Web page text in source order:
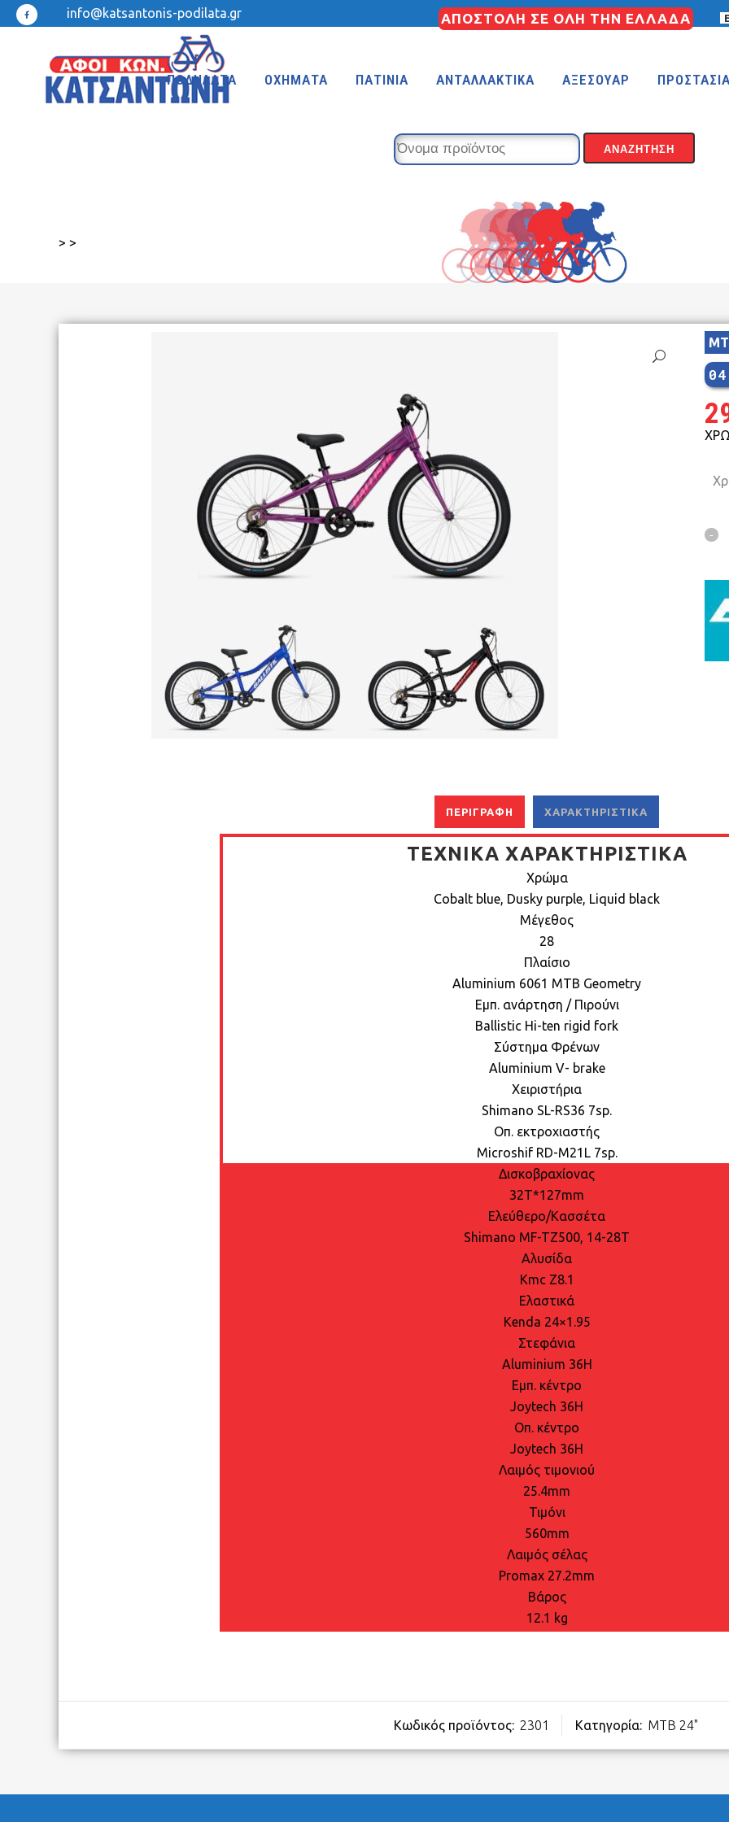
info@katsantonis-podilata.gr ΑΠΟΣΤΟΛΗ ΣΕ ΟΛΗ ΤΗΝ ΕΛΛΑΔΑ
ΠΟΔΗΛΑΤΑ
KIDS 16″
KIDS 14″
KIDS 12″
FULL SUSPENSION 20″-26″
E-MTB
E-FULL SUSP
E-TOURING/CITY WAVE
ΟΧΗΜΑΤΑ ΠΑΤΙΝΙΑ ΑΝΤΑΛΛΑΚΤΙΚΑ ΑΞΕΣΟΥΑΡ ΠΡΟΣΤΑΣΙΑ
> >
ΠΕΡΙΓΡΑΦΉ ΧΑΡΑΚΤΗΡΙΣΤΙΚΆ
ΤΕΧΝΙΚΆ ΧΑΡΑΚΤΗΡΙΣΤΙΚΆ
Χρώμα
Cobalt blue, Dusky purple, Liquid black
Μέγεθος
28
Πλαίσιο
Aluminium 6061 MTB Geometry
Εμπ. ανάρτηση / Πιρούνι
Ballistic Hi-ten rigid fork
Σύστημα Φρένων
Aluminium V- brake
Χειριστήρια
Shimano SL-RS36 7sp.
Οπ. εκτροχιαστής
Microshif RD-Μ21L 7sp.
Δισκοβραχίονας
32T*127mm
Ελεύθερο/Κασσέτα
Shimano MF-TZ500, 14-28Τ
Αλυσίδα
Kmc Z8.1
Ελαστικά
Kenda 24×1.95
Στεφάνια
Aluminium 36H
Εμπ. κέντρο
Joytech 36H
Oπ. κέντρο
Joytech 36H
Λαιμός τιμονιού
25.4mm
Τιμόνι
560mm
Λαιμός σέλας
Promax 27.2mm
Βάρος
12.1 kg
Κωδικός προϊόντος: 2301 Κατηγορία: MTB 24"